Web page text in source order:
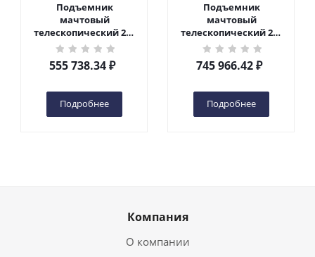
Подъемник
мачтовый
телескопический 200
кг 6 м TOR GTWY6-200S
DC 2-мачтовый
(автономный) (G) в
555 738.34₽
Подробнее
Подъемник
мачтовый
телескопический 200
кг 10 м TOR GTWY10-
200S DC 2-мачтовый
(автономный) (N) в
745 966.42₽
Подробнее
Компания
О компании